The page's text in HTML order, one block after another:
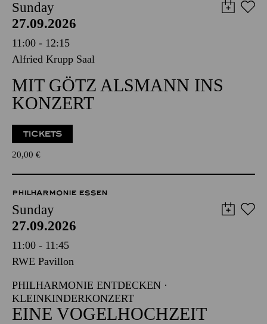
Sunday
27.09.2026
11:00 - 12:15
Alfried Krupp Saal
MIT GÖTZ ALSMANN INS
KONZERT
TICKETS
20,00 €
PHILHARMONIE ESSEN
Sunday
27.09.2026
11:00 - 11:45
RWE Pavillon
PHILHARMONIE ENTDECKEN ·
KLEINKINDERKONZERT
EINE VOGELHOCHZEIT